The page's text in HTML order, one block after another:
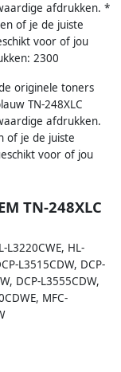
afdrukken. *
of je de juiste
voor of jou
2300
originele toners
TN-248XLC
afdrukken.
of je de juiste
voor of jou
TN-248XLC
L3220CWE, HL-
L3515CDW, DCP-
DCP-L3555CDW,
MFC-